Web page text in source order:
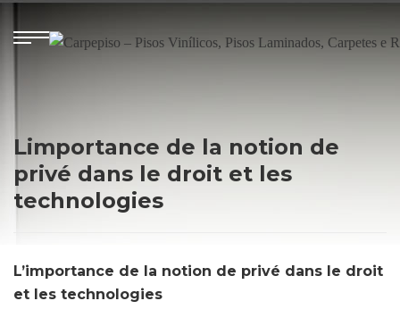
Limportance de la notion de
privé dans le droit et les
technologies
L’importance de la notion de privé dans le droit
et les technologies